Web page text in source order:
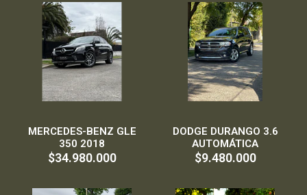
MERCEDES-BENZ GLE
350 2018
$34.980.000
DODGE DURANGO 3.6
AUTOMÁTICA
$9.480.000